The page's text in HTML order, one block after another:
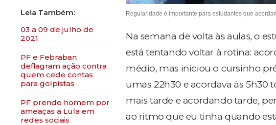
03 a 09 de julho de
2021
PF e Febraban
deflagram ação contra
quem cede contas
para golpistas
PF prende homem por
ameaças a Lula em
redes sociais
Regularidade é importante para estudantes que
Na semana de volta às aulas, o
está tentando voltar à rotina:
médio, mas iniciou o cursinho
umas 22h30 e acordava às 5h30
mais tarde e acordando tarde,
ao ritmo que eu tinha quando